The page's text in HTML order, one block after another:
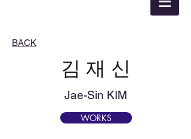
BACK
김 재 신
Jae-Sin KIM
WORKS